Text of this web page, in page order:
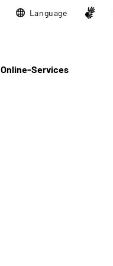
Language
Online-Services